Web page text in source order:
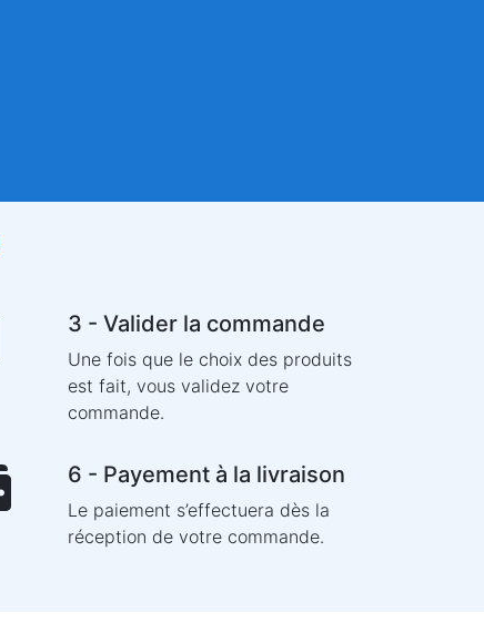
3 - Valider la commande
Une fois que le choix des produits
est fait, vous validez votre
commande.
6 - Payement à la livraison
Le paiement s’effectuera dès la
réception de votre commande.